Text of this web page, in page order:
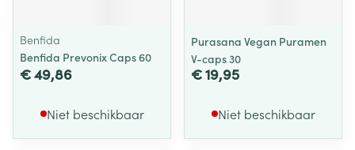
Benfida
Benfida Prevonix Caps 60
€ 49,86
Niet beschikbaar
Purasana Vegan Puramen
V-caps 30
€ 19,95
Niet beschikbaar